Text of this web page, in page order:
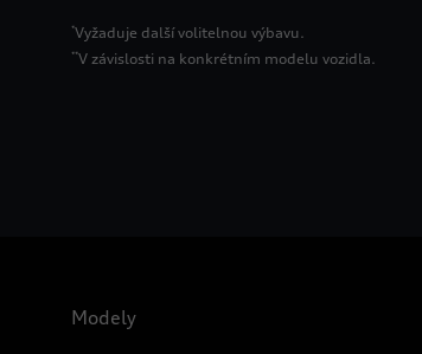
*
**V závislosti na konkrétním modelu vozidla.
Modely